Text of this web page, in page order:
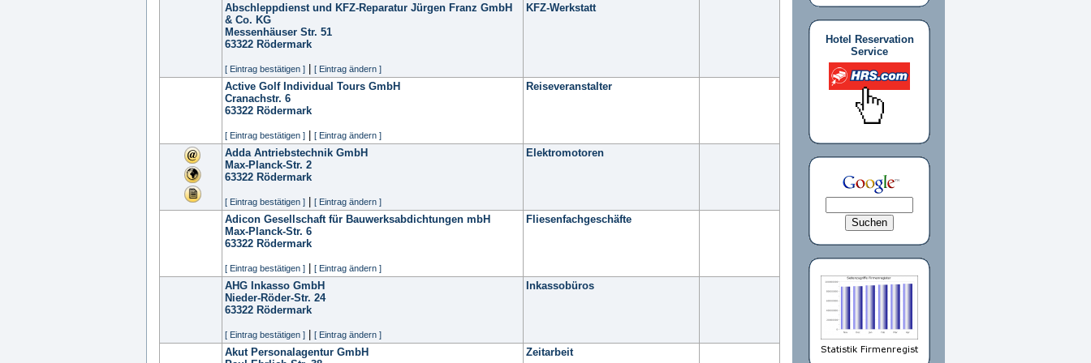
Abschleppdienst und KFZ-Reparatur Jürgen Franz GmbH
& Co. KG
Messenhäuser Str. 51
63322 Rödermark
[ Eintrag bestätigen ] [ Eintrag ändern ]
KFZ-Werkstatt
Active Golf Individual Tours GmbH
Cranachstr. 6
63322 Rödermark
[ Eintrag bestätigen ] [ Eintrag ändern ]
Reiseveranstalter
Adda Antriebstechnik GmbH
Max-Planck-Str. 2
63322 Rödermark
[ Eintrag bestätigen ] [ Eintrag ändern ]
Elektromotoren
Adicon Gesellschaft für Bauwerksabdichtungen mbH
Max-Planck-Str. 6
63322 Rödermark
[ Eintrag bestätigen ] [ Eintrag ändern ]
Fliesenfachgeschäfte
AHG Inkasso GmbH
Nieder-Röder-Str. 24
63322 Rödermark
[ Eintrag bestätigen ] [ Eintrag ändern ]
Inkassobüros
Akut Personalagentur GmbH
Zeitarbeit
Hotel Reservation
Service